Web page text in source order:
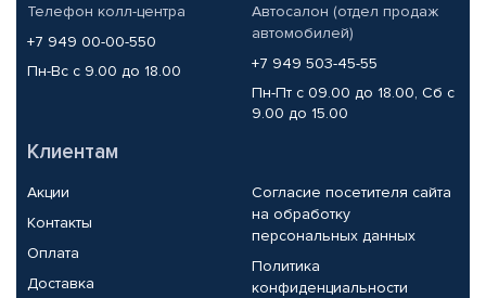
Телефон колл-центра
+7 949 00-00-550
Пн-Вс с 9.00 до 18.00
Автосалон (отдел продаж
автомобилей)
+7 949 503-45-55
Пн-Пт с 09.00 до 18.00, Сб с
9.00 до 15.00
Клиентам
Акции
Контакты
Оплата
Доставка
Согласие посетителя сайта
на обработку
персональных данных
Политика
конфиденциальности